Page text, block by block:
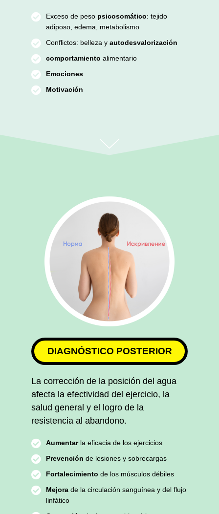
Exceso de peso psicosomático: tejido
adiposo, edema, metabolismo
Conflictos: belleza y autodesvalorización
comportamiento alimentario
Emociones
Motivación
DIAGNÓSTICO POSTERIOR
La corrección de la posición del agua
afecta la efectividad del ejercicio, la
salud general y el logro de la
resistencia al abandono.
Aumentarla eficacia de los ejercicios
Prevención de lesiones y sobrecargas
Fortalecimiento de los músculos débiles
Mejora de la circulación sanguínea y del flujo
linfático